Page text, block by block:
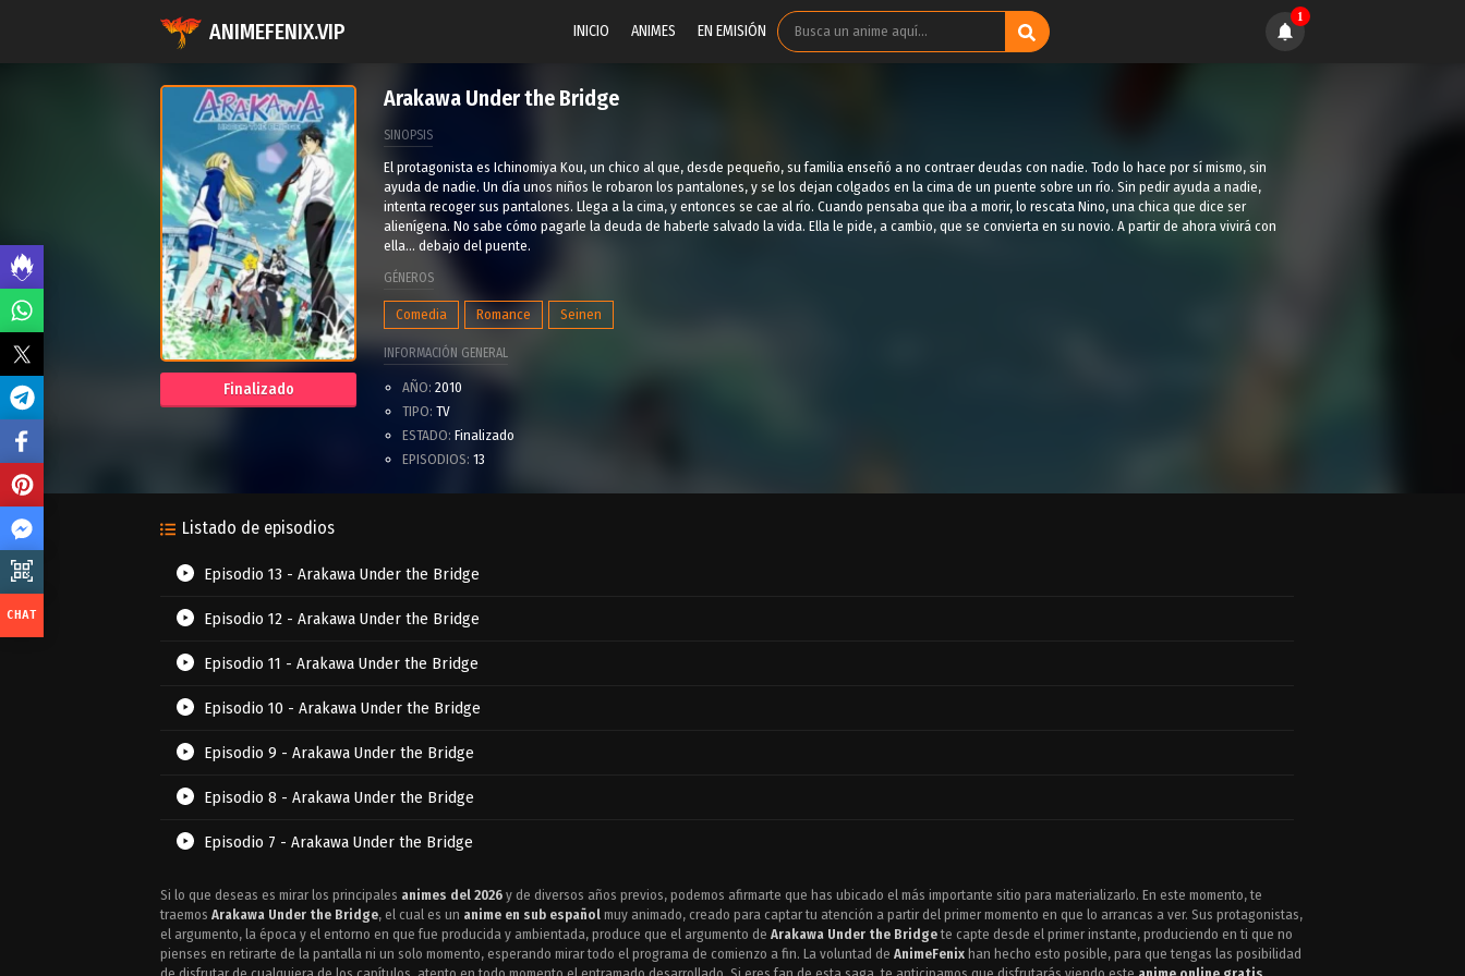
ANIMEFENIX.VIP INICIO ANIMES EN EMISIÓN
1
Finalizado
Arakawa Under the Bridge
SINOPSIS
El protagonista es Ichinomiya Kou, un chico al que, desde pequeño, su familia enseñó a no contraer deudas con nadie. Todo lo hace por sí mismo, sin
ayuda de nadie. Un día unos niños le robaron los pantalones, y se los dejan colgados en la cima de un puente sobre un río. Sin pedir ayuda a nadie,
intenta recoger sus pantalones. Llega a la cima, y entonces se cae al río. Cuando pensaba que iba a morir, lo rescata Nino, una chica que dice ser
alienígena. No sabe cómo pagarle la deuda de haberle salvado la vida. Ella le pide, a cambio, que se convierta en su novio. A partir de ahora vivirá con
ella... debajo del puente.
GÉNEROS
Comedia Romance Seinen
INFORMACIÓN GENERAL
AÑO: 2010
TIPO: TV
ESTADO: Finalizado
EPISODIOS: 13
Listado de episodios
Episodio 13 - Arakawa Under the Bridge
Episodio 12 - Arakawa Under the Bridge
Episodio 11 - Arakawa Under the Bridge
Episodio 10 - Arakawa Under the Bridge
Episodio 9 - Arakawa Under the Bridge
Episodio 8 - Arakawa Under the Bridge
Episodio 7 - Arakawa Under the Bridge
Episodio 6 - Arakawa Under the Bridge
Episodio 5 - Arakawa Under the Bridge
Si lo que deseas es mirar los principales animes del 2026 y de diversos años previos, podemos afirmarte que has ubicado el más importante sitio para materializarlo. En este momento, te
traemos Arakawa Under the Bridge, el cual es un anime en sub español muy animado, creado para captar tu atención a partir del primer momento en que lo arrancas a ver. Sus protagonistas,
el argumento, la época y el entorno en que fue producida y ambientada, produce que el argumento de Arakawa Under the Bridge te capte desde el primer instante, produciendo en ti que no
pienses en retirarte de la pantalla ni un solo momento, esperando mirar todo el programa de comienzo a fin. La voluntad de AnimeFenix han hecho esto posible, para que tengas las posibilidad